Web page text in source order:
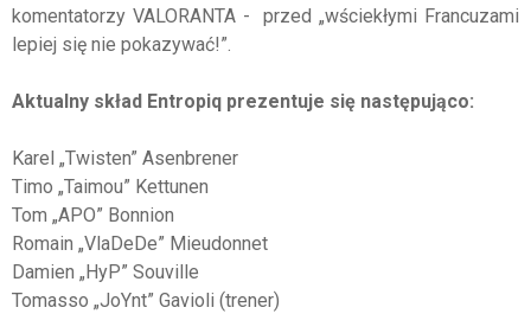
komentatorzy VALORANTA - przed „wściekłymi Francuzami
lepiej się nie pokazywać!”.
Aktualny skład Entropiq prezentuje się następująco:
Karel „Twisten” Asenbrener
Timo „Taimou” Kettunen
Tom „APO” Bonnion
Romain „VlaDeDe” Mieudonnet
Damien „HyP” Souville
Tomasso „JoYnt” Gavioli (trener)